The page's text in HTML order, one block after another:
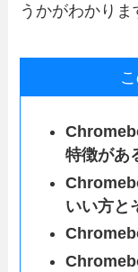
うかがわかりま
特徴があ
いい方と